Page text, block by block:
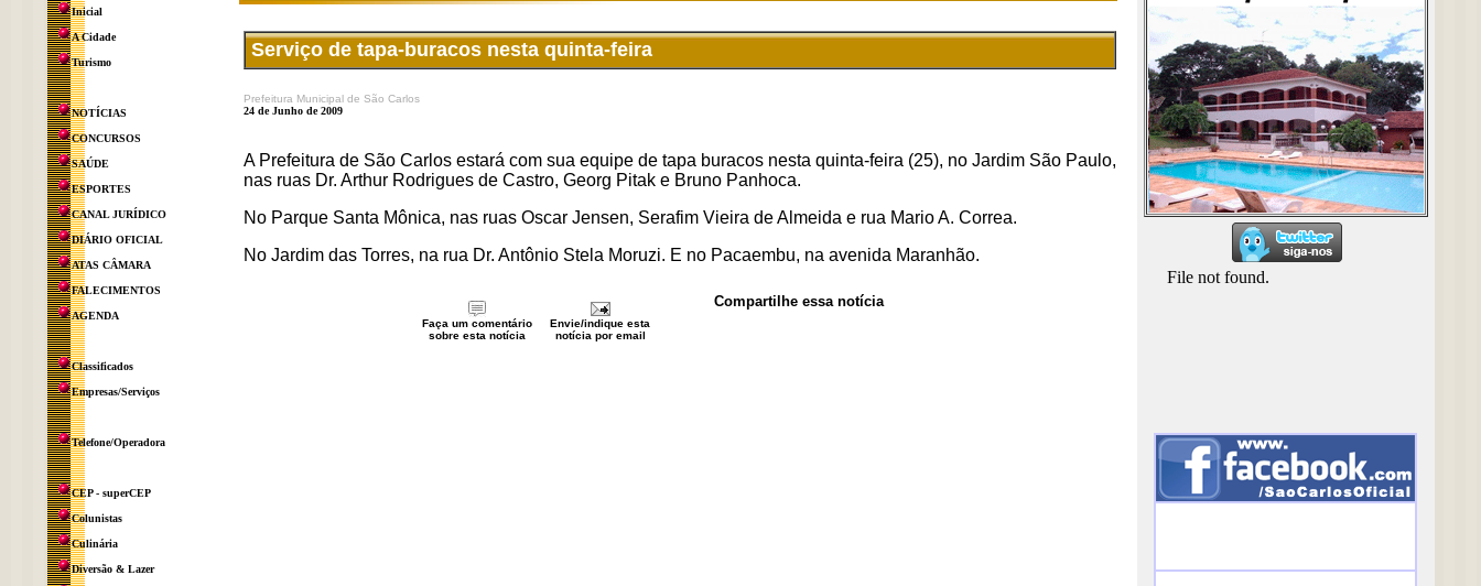
Inicial
A Cidade
Turismo
NOTÍCIAS
CONCURSOS
SAÚDE
ESPORTES
CANAL JURÍDICO
DIÁRIO OFICIAL
ATAS CÂMARA
FALECIMENTOS
AGENDA
Classificados
Empresas/Serviços
Telefone/Operadora
CEP - superCEP
Colunistas
Culinária
Diversão & Lazer
Serviço de tapa-buracos nesta quinta-feira
Prefeitura Municipal de São Carlos
24 de Junho de 2009
A Prefeitura de São Carlos estará com sua equipe de tapa buracos nesta quinta-feira (25), no Jardim São Paulo,
nas ruas Dr. Arthur Rodrigues de Castro, Georg Pitak e Bruno Panhoca.
No Parque Santa Mônica, nas ruas Oscar Jensen, Serafim Vieira de Almeida e rua Mario A. Correa.
No Jardim das Torres, na rua Dr. Antônio Stela Moruzi. E no Pacaembu, na avenida Maranhão.
Compartilhe essa notícia
Faça um comentário
sobre esta notícia
Envie/indique esta
notícia por email